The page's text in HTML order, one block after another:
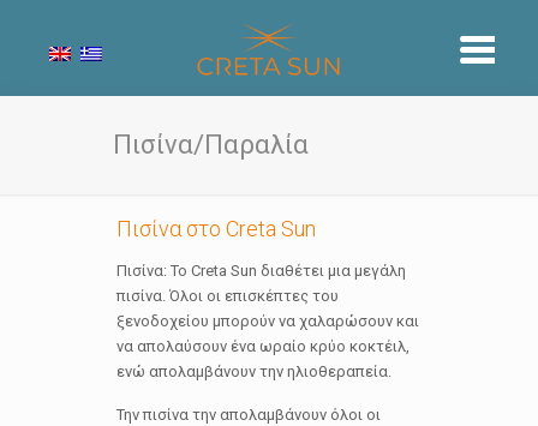
Πισίνα/Παραλία
Πισίνα στο Creta Sun
Πισίνα: Το Creta Sun διαθέτει μια μεγάλη
πισίνα. Όλοι οι επισκέπτες του
ξενοδοχείου μπορούν να χαλαρώσουν και
να απολαύσουν ένα ωραίο κρύο κοκτέιλ,
ενώ απολαμβάνουν την ηλιοθεραπεία.
Την πισίνα την απολαμβάνουν όλοι οι